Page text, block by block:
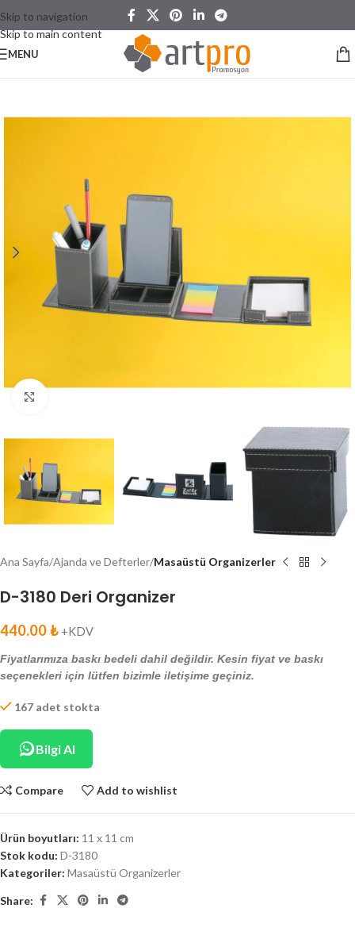
Skip to navigation
Skip to main content
MENU
Ana Sayfa Ajanda ve Defterler Masaüstü Organizerler
D-3180 Deri Organizer
440.00₺ +KDV
Fiyatlarımıza baskı bedeli dahil değildir. Kesin fiyat ve baskı
seçenekleri için lütfen bizimle iletişime geçiniz.
167 adet stokta
Bilgi Al
Compare Add to wishlist
Ürün boyutları: 11 x 11 cm
Stok kodu: D-3180
Kategoriler: Masaüstü Organizerler
Share: